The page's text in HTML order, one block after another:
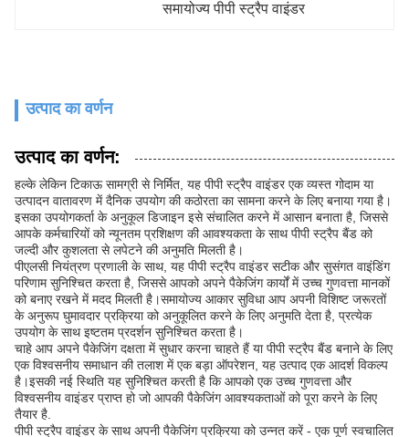
समायोज्य पीपी स्ट्रैप वाइंडर
उत्पाद का वर्णन
उत्पाद का वर्णन:
हल्के लेकिन टिकाऊ सामग्री से निर्मित, यह पीपी स्ट्रैप वाइंडर एक व्यस्त गोदाम या
उत्पादन वातावरण में दैनिक उपयोग की कठोरता का सामना करने के लिए बनाया गया है।
इसका उपयोगकर्ता के अनुकूल डिजाइन इसे संचालित करने में आसान बनाता है, जिससे
आपके कर्मचारियों को न्यूनतम प्रशिक्षण की आवश्यकता के साथ पीपी स्ट्रैप बैंड को
जल्दी और कुशलता से लपेटने की अनुमति मिलती है।
पीएलसी नियंत्रण प्रणाली के साथ, यह पीपी स्ट्रैप वाइंडर सटीक और सुसंगत वाइंडिंग
परिणाम सुनिश्चित करता है, जिससे आपको अपने पैकेजिंग कार्यों में उच्च गुणवत्ता मानकों
को बनाए रखने में मदद मिलती है।समायोज्य आकार सुविधा आप अपनी विशिष्ट जरूरतों
के अनुरूप घुमावदार प्रक्रिया को अनुकूलित करने के लिए अनुमति देता है, प्रत्येक
उपयोग के साथ इष्टतम प्रदर्शन सुनिश्चित करता है।
चाहे आप अपने पैकेजिंग दक्षता में सुधार करना चाहते हैं या पीपी स्ट्रैप बैंड बनाने के लिए
एक विश्वसनीय समाधान की तलाश में एक बड़ा ऑपरेशन, यह उत्पाद एक आदर्श विकल्प
है।इसकी नई स्थिति यह सुनिश्चित करती है कि आपको एक उच्च गुणवत्ता और
विश्वसनीय वाइंडर प्राप्त हो जो आपकी पैकेजिंग आवश्यकताओं को पूरा करने के लिए
तैयार है.
पीपी स्ट्रैप वाइंडर के साथ अपनी पैकेजिंग प्रक्रिया को उन्नत करें - एक पूर्ण स्वचालित